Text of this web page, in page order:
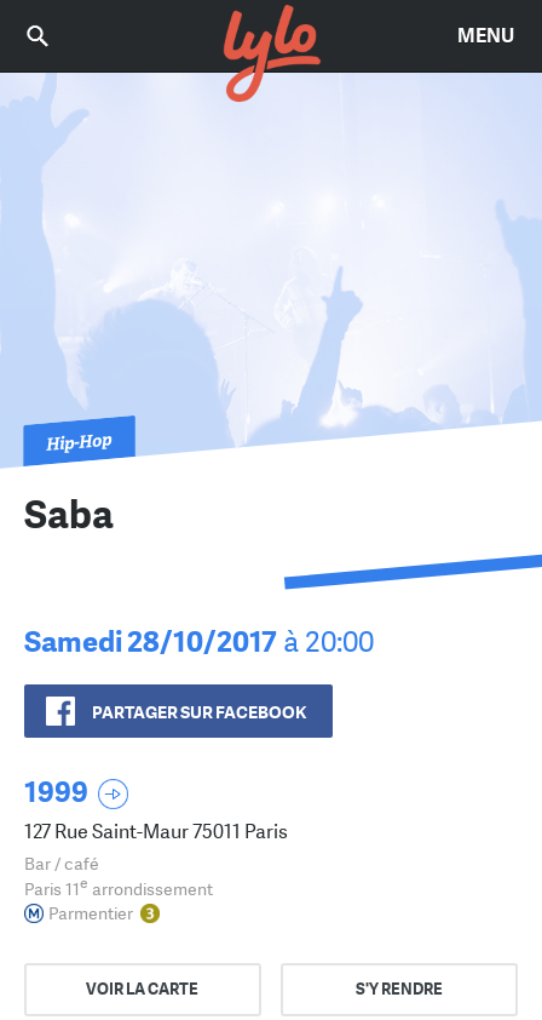
MENU
Hip-Hop
Saba
Samedi 28/10/2017 à 20:00
PARTAGER SUR FACEBOOK
1999
127 Rue Saint-Maur 75011 Paris
Bar / café
Paris 11e arrondissement
Parmentier
VOIR LA CARTE S'Y RENDRE